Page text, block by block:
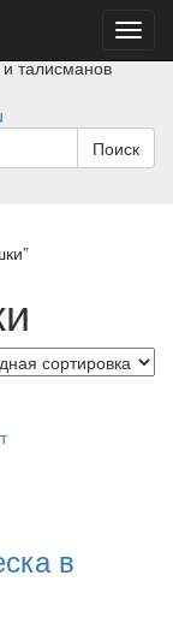
талисманов
Поиск
в